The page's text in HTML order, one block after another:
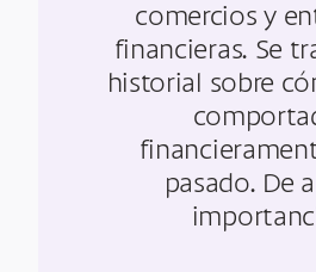
comercios y
financieras. Se
historial sobre
pasado. De